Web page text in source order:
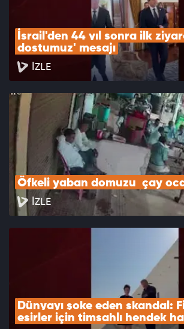
İsrail'den 44 yıl sonra ilk
dostumuz' mesajı
İZLE
Öfkeli yaban domuzu  çay
İZLE
Dünyayı şoke eden skandal:
esirler için timsahlı hendek